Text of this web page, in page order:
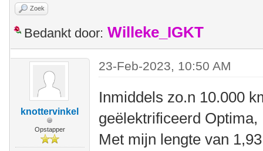
Zoek
Bedankt door: Willeke_IGKT
knottervinkel
Opstapper
23-Feb-2023, 10:50 AM
Inmiddels zo.n 10.000
geëlektrificeerd Optima,
Met mijn lengte van